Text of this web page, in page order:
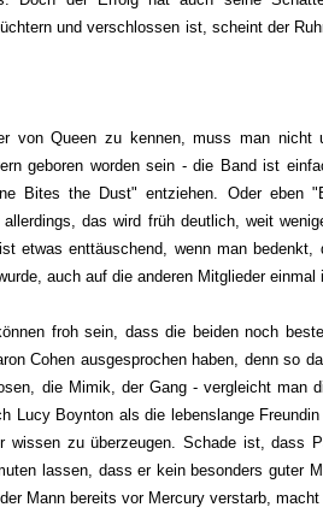
und verschlossen ist, scheint der
von Queen zu kennen, muss man nicht
geboren worden sein - die Band ist
Bites the Dust" entziehen. Oder eben
das wird früh deutlich, weit
etwas enttäuschend, wenn man
auch auf die anderen Mitglieder einmal
froh sein, dass die beiden noch
Cohen ausgesprochen haben, denn so
die Mimik, der Gang - vergleicht man
Lucy Boynton als die lebenslange
wissen zu überzeugen. Schade ist, dass
lassen, dass er kein besonders guter
Mann bereits vor Mercury verstarb,